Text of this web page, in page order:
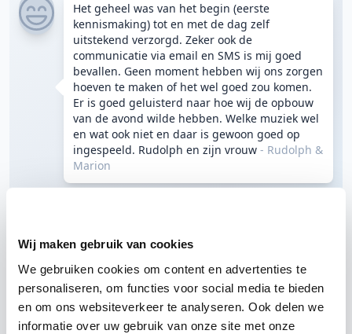
Wij maken gebruik van cookies
We gebruiken cookies om content en advertenties te
personaliseren, om functies voor social media te bieden
en om ons websiteverkeer te analyseren. Ook delen we
informatie over uw gebruik van onze site met onze
Het geheel was van het begin (eerste
kennismaking) tot en met de dag zelf
uitstekend verzorgd. Zeker ook de
communicatie via email en SMS is mij goed
bevallen. Geen moment hebben wij ons zorgen
hoeven te maken of het wel goed zou komen.
Er is goed geluisterd naar hoe wij de opbouw
van de avond wilde hebben. Welke muziek wel
en wat ook niet en daar is gewoon goed op
ingespeeld. Rudolph en zijn vrouw - Rudolph &
Marion
"Knallend en helemaal..."
10/ 10
ik heb de de company via internet gevonden.